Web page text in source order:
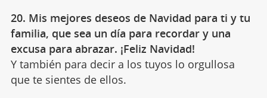
20. Mis mejores deseos de Navidad para ti y tu
familia, que sea un día para recordar y una
excusa para abrazar. ¡Feliz Navidad!
Y también para decir a los tuyos lo orgullosa
que te sientes de ellos.